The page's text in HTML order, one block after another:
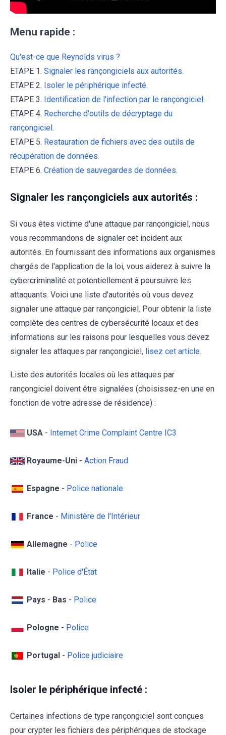
Menu rapide :
Qu'est-ce que Reynolds virus ?
ETAPE 1. Signaler les rançongiciels aux autorités.
ETAPE 2. Isoler le périphérique infecté.
ETAPE 3. Identification de l'infection par le rançongiciel.
ETAPE 4. Recherche d'outils de décryptage du
rançongiciel.
ETAPE 5. Restauration de fichiers avec des outils de
récupération de données.
ETAPE 6. Création de sauvegardes de données.
Signaler les rançongiciels aux autorités :
Si vous êtes victime d'une attaque par rançongiciel, nous
vous recommandons de signaler cet incident aux
autorités. En fournissant des informations aux organismes
chargés de l'application de la loi, vous aiderez à suivre la
cybercriminalité et potentiellement à poursuivre les
attaquants. Voici une liste d'autorités où vous devez
signaler une attaque par rançongiciel. Pour obtenir la liste
complète des centres de cybersécurité locaux et des
informations sur les raisons pour lesquelles vous devez
signaler les attaques par rançongiciel, lisez cet article.
Liste des autorités locales où les attaques par
rançongiciel doivent être signalées (choisissez-en une en
fonction de votre adresse de résidence) :
USA - Internet Crime Complaint Centre IC3
Royaume-Uni - Action Fraud
Espagne - Police nationale
France - Ministère de l'Intérieur
Allemagne - Police
Italie - Police d'État
Pays - Bas - Police
Pologne - Police
Portugal - Police judiciaire
Isoler le périphérique infecté :
Certaines infections de type rançongiciel sont conçues
pour crypter les fichiers des périphériques de stockage